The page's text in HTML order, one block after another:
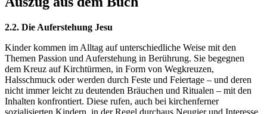
2.2. Die Auferstehung Jesu
Kinder kommen im Alltag auf unterschiedliche Weise mit den
Themen Passion und Auferstehung in Berührung. Sie begegnen
dem Kreuz auf Kirchtürmen, in Form von Wegkreuzen,
Halsschmuck oder werden durch Feste und Feiertage – und deren
nicht immer leicht zu deutenden Bräuchen und Ritualen – mit den
Inhalten konfrontiert. Diese rufen, auch bei kirchenferner